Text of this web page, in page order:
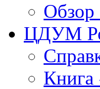
ЦДУМ
Книга